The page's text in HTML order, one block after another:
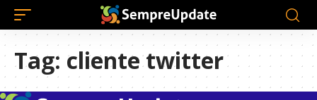
Tag: cliente twitter